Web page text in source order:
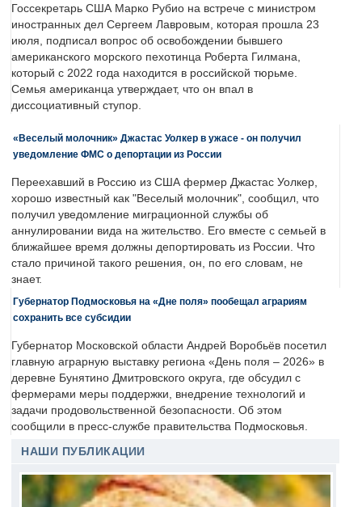
Госсекретарь США Марко Рубио на встрече с министром
иностранных дел Сергеем Лавровым, которая прошла 23
июля, подписал вопрос об освобождении бывшего
американского морского пехотинца Роберта Гилмана,
который с 2022 года находится в российской тюрьме.
Семья американца утверждает, что он впал в
диссоциативный ступор.
«Веселый молочник» Джастас Уолкер в ужасе - он получил
уведомление ФМС о депортации из России
Переехавший в Россию из США фермер Джастас Уолкер,
хорошо известный как "Веселый молочник", сообщил, что
получил уведомление миграционной службы об
аннулировании вида на жительство. Его вместе с семьей в
ближайшее время должны депортировать из России. Что
стало причиной такого решения, он, по его словам, не
знает.
Губернатор Подмосковья на «Дне поля» пообещал аграриям
сохранить все субсидии
Губернатор Московской области Андрей Воробьёв посетил
главную аграрную выставку региона «День поля – 2026» в
деревне Бунятино Дмитровского округа, где обсудил с
фермерами меры поддержки, внедрение технологий и
задачи продовольственной безопасности. Об этом
сообщили в пресс-службе правительства Подмосковья.
НАШИ ПУБЛИКАЦИИ